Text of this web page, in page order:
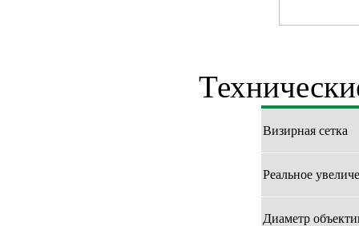
Визирная сетка
Реальное
Диаметр